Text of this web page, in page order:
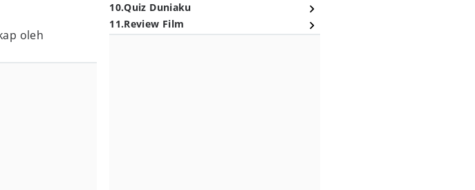
oleh
10.Quiz Duniaku
11.Review Film